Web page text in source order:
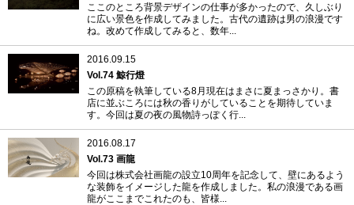
ここのところ背景デザインの仕事が多かったので、久しぶり
に広い景色を作成してみました。古代の遺跡は男の浪漫です
ね。改めて作成してみると、数年...
2016.09.15
Vol.74 鯨行燈
この原稿を執筆している8月現在はまさに夏まっさかり。書
店に並ぶころには秋の香りがしていることを期待していま
す。今回は夏の夜の風物詩っぽく行...
2016.08.17
Vol.73 画龍
今回は株式会社画龍の設立10周年を記念して、壁にあるよう
な装飾をイメージした龍を作成しました。私の浪漫である画
龍がここまでこれたのも、皆様...